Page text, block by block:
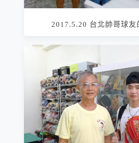
2017.5.20 台北帥哥球友